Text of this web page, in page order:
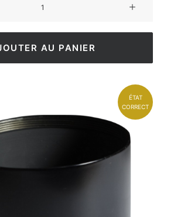
AU PANIER
ÉTAT
CORRECT